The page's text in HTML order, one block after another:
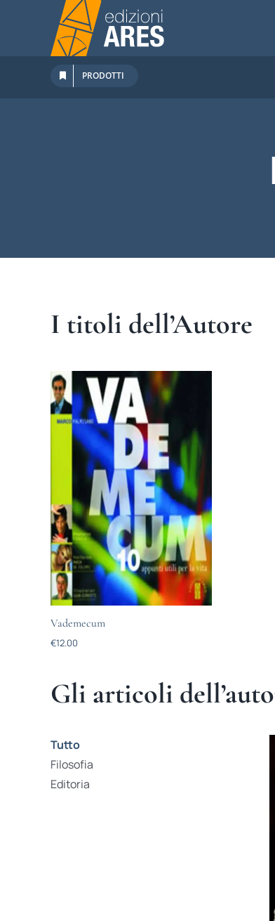
contenuto
PRODOTTI
I titoli dell’Autore
Vademecum
€12.00
Gli articoli
Tutto
Filosofia
Editoria